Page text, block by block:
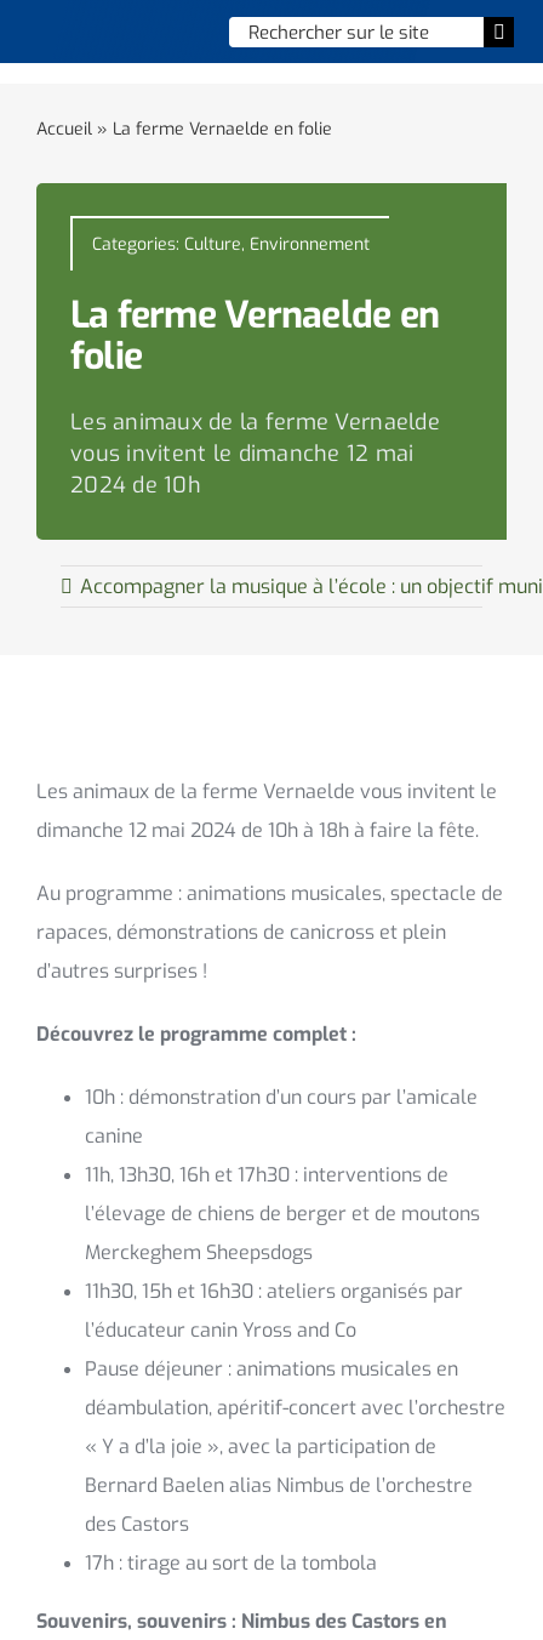
Chercher
:
Vie quotidienne
Enfance, jeunesse & sports
Culture et loisirs
Social & solidarité
Accueil» La ferme Vernaelde en folie
Categories: Culture, Environnement
La ferme Vernaelde en
folie
Les animaux de la ferme Vernaelde
vous invitent le dimanche 12 mai
2024 de 10h
Accompagner la musique à l’école : un objectif
Les animaux de la ferme Vernaelde vous invitent le
dimanche 12 mai 2024 de 10h à 18h à faire la fête.
Au programme : animations musicales, spectacle de
rapaces, démonstrations de canicross et plein
d’autres surprises !
Découvrez le programme complet :
10h : démonstration d’un cours par l’amicale
canine
11h, 13h30, 16h et 17h30 : interventions de
l’élevage de chiens de berger et de moutons
Merckeghem Sheepsdogs
11h30, 15h et 16h30 : ateliers organisés par
l’éducateur canin Yross and Co
Pause déjeuner : animations musicales en
déambulation, apéritif-concert avec l’orchestre
« Y a d’la joie », avec la participation de
Bernard Baelen alias Nimbus de l’orchestre
des Castors
17h : tirage au sort de la tombola
Souvenirs, souvenirs : Nimbus des Castors en